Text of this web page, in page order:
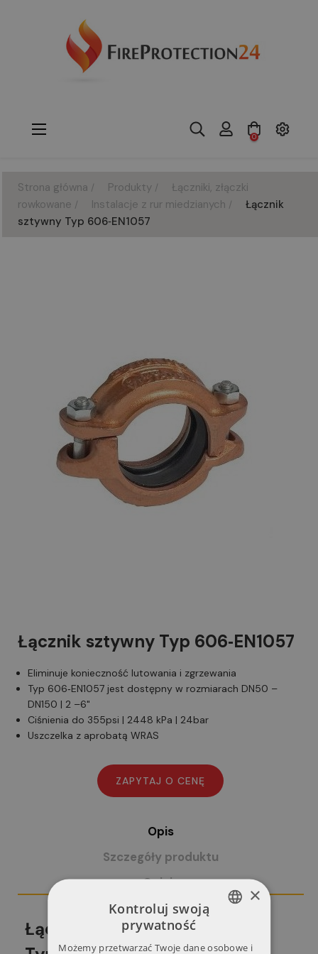
Toggle
navigation
☰ 0
Strona główna Produkty
Łączniki, złączki
rowkowane
Instalacje z rur miedzianych
Łącznik
sztywny Typ 606‑EN1057
Łącznik sztywny Typ 606‑EN1057
Eliminuje konieczność lutowania i zgrzewania
Typ 606‑EN1057 jest dostępny w rozmiarach DN50 –
DN150 | 2 –6"
Ciśnienia do 355psi | 2448 kPa | 24bar
Uszczelka z aprobatą WRAS
Opis
Szczegóły produktu
Opinie
Łącznik sztywny
×
Kontroluj swoją
prywatność
Możemy przetwarzać Twoje dane osobowe i